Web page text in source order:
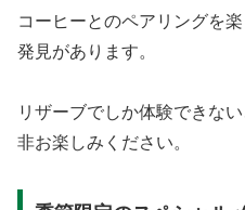
コーヒーとのペアリングを
発見があります。
リザーブでしか体験できな
非お楽しみください。